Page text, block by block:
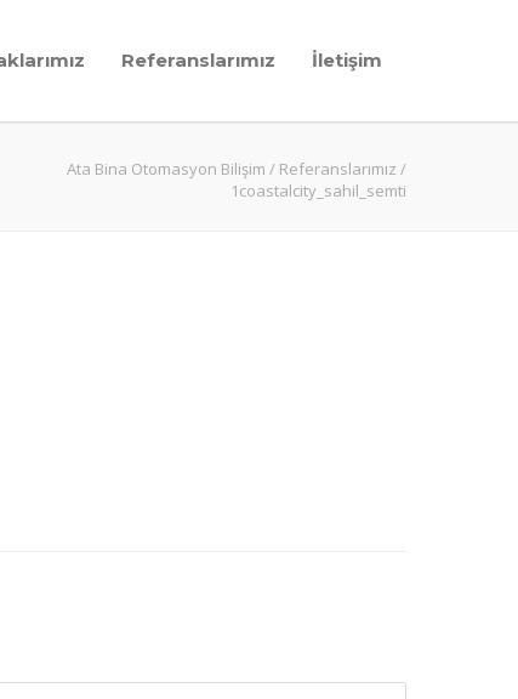
Referanslarımız İletişim
Ata Bina Otomasyon Bilişim / Referanslarımız /
1coastalcity_sahil_semti